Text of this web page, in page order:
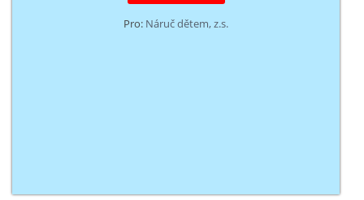
Pro: Náruč dětem, z.s.